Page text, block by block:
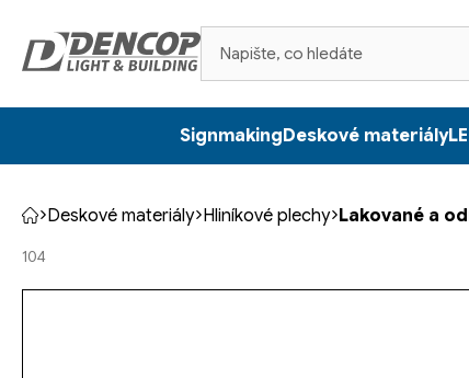
obsah
SignmakingDeskové materiály
Domů
Deskové materiály Hliníkové plechy Lakované a
104